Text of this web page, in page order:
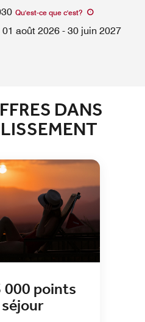
Qu'est-ce que c'est?
01 août 2026 - 30 juin 2027
DANS
000 points